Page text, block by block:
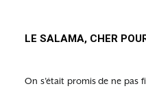
LE SALAMA, CHER
On s’était promis de ne